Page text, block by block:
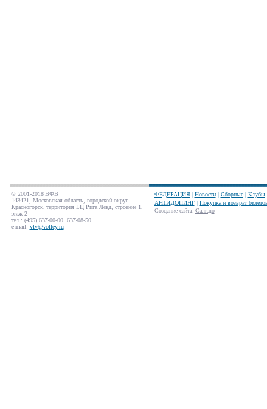
© 2001-2018 ВФВ
143421, Московская область, городской округ
Красногорск, территория БЦ Рига Ленд, строение 1,
этаж 2
тел.: (495) 637-00-00, 637-08-50
e-mail: vfv@volley.ru
ФЕДЕРАЦИЯ| Новости| Сборные| Клубы
АНТИДОПИНГ| Покупка и возврат
Создание сайта: Салюдо